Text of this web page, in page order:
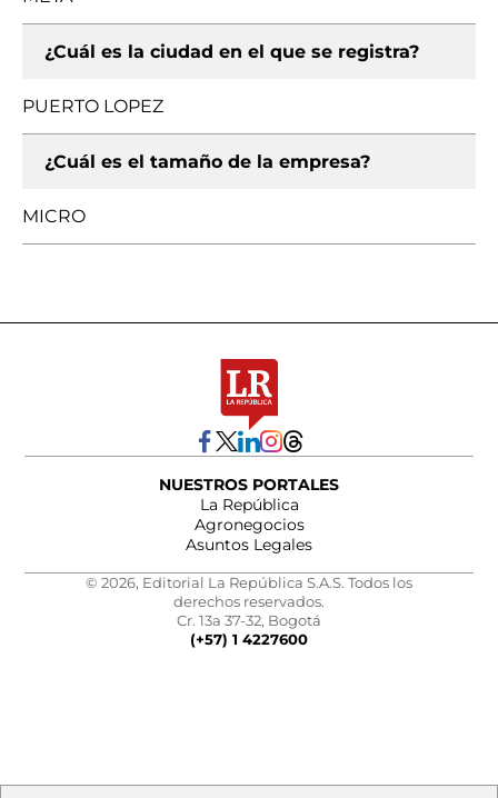
¿Cuál es la ciudad en el que se registra?
PUERTO LOPEZ
¿Cuál es el tamaño de la empresa?
MICRO
NUESTROS PORTALES
La República
Agronegocios
Asuntos Legales
© 2026, Editorial La República S.A.S. Todos los
derechos reservados.
Cr. 13a 37-32, Bogotá
(+57) 1 4227600